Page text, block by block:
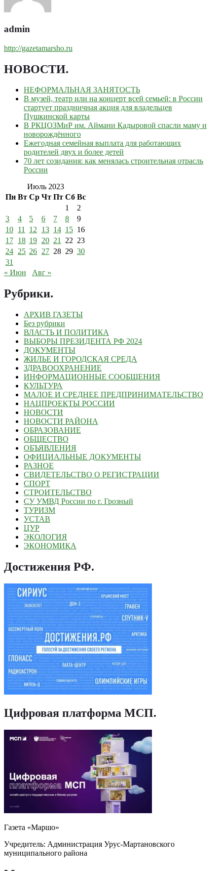
admin
http://gazetamarsho.ru
НОВОСТИ.
НЕФОРМАЛЬНАЯ ЗАНЯТОСТЬ
В музей, театр или на концерт всей семьей: в России
стартует праздничная акция для владельцев
Пушкинской карты
В РКЦОЗМиР им. Аймани Кадыровой спасли маму и
новорождённого
Ежегодная семейная выплата для работающих
родителей двух и более детей
70 лет созидания: как менялась строительная отрасль
России
Июль 2023
Пн Вт Ср Чт Пт Сб Вс
1
2
3
4 5 6 7 8
9
10 11 12 13 14 15 16
17 18 19 20 21 22 23
24 25 26 27 28 29 30
31
« Июн
Авг »
Рубрики.
АРХИВ ГАЗЕТЫ
Без рубрики
ВЛАСТЬ И ПОЛИТИКА
ВЫБОРЫ ПРЕЗИДЕНТА РФ 2024
ДОКУМЕНТЫ
ЖИЛЬЕ И ГОРОДСКАЯ СРЕДА
ЗДРАВООХРАНЕНИЕ
ИНФОРМАЦИОННЫЕ СООБЩЕНИЯ
КУЛЬТУРА
МАЛОЕ И СРЕДНЕЕ ПРЕДПРИНИМАТЕЛЬСТВО
НАЦПРОЕКТЫ РОССИИ
НОВОСТИ
НОВОСТИ РАЙОНА
ОБРАЗОВАНИЕ
ОБЩЕСТВО
ОБЪЯВЛЕНИЯ
ОФИЦИАЛЬНЫЕ ДОКУМЕНТЫ
РАЗНОЕ
СВИДЕТЕЛЬСТВО О РЕГИСТРАЦИИ
СПОРТ
СТРОИТЕЛЬСТВО
СУ УМВД России по г. Грозный
ТУРИЗМ
УСТАВ
ЦУР
ЭКОЛОГИЯ
ЭКОНОМИКА
Достижения РФ.
Цифровая платформа МСП.
Газета «Маршо»
Учредитель: Администрация Урус-Мартановского
муниципального района